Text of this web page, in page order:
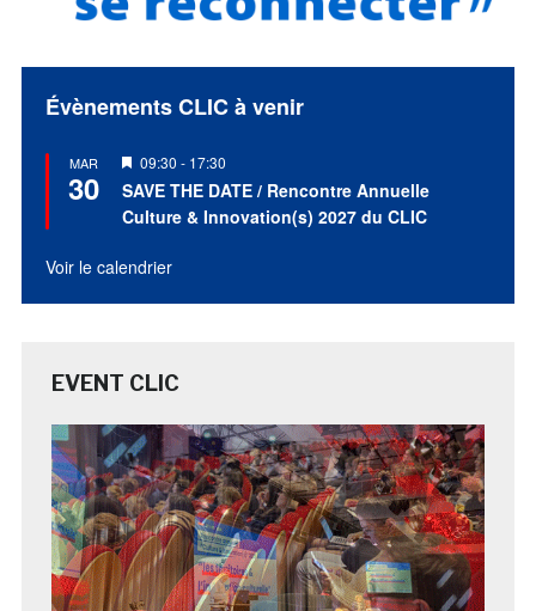
Évènements CLIC à venir
MAR
30
Mis
en
avant
09:30 - 17:30
SAVE THE DATE / Rencontre Annuelle
Culture & Innovation(s) 2027 du CLIC
Voir le calendrier
EVENT CLIC